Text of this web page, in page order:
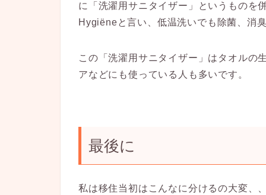
に「洗濯用サニタイザー」というものを
Hygiëneと言い、低温洗いでも除菌、消
この「洗濯用サニタイザー」はタオルの
アなどにも使っている人も多いです。
最後に
私は移住当初はこんなに分けるの大変、